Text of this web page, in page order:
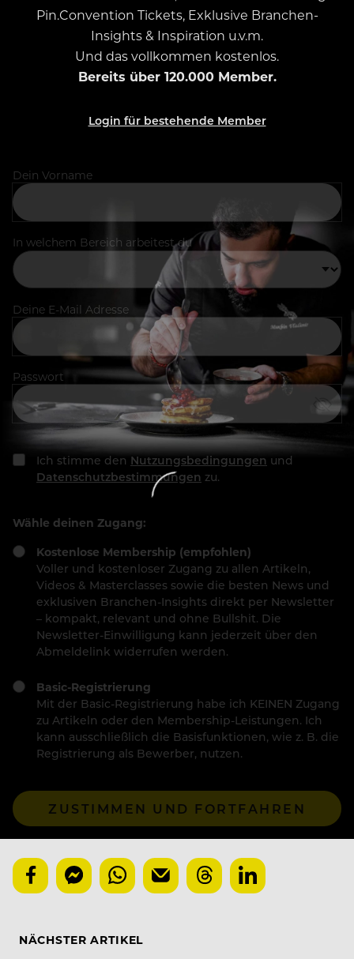
Pin.Convention Tickets, Exklusive Branchen-
Insights & Inspiration u.v.m.
Und das vollkommen kostenlos.
Bereits über 120.000 Member.
Login für bestehende Member
Dein Vorname
In welchem Bereich arbeitest du
Deine E-Mail Adresse
Passwort
Ich stimme den Nutzungsbedingungen und
Datenschutzbestimmungen zu.
Wähle deinen Zugang:
Kostenlose Membership (empfohlen)
Voller und kostenloser Zugang zu allen Artikeln,
Videos & Masterclasses sowie die besten News und
exklusiven Branchen-Insights direkt per Newsletter
– kompakt, relevant und ohne Bullshit. Die
Newsletter-Einwilligung kann jederzeit über den
Abmeldelink widerrufen werden.
Basic-Registrierung
Mit der Basic-Registrierung habe ich KEINEN Zugang
zu Artikeln oder den Membership-Leistungen. Ich
kann ausschließlich die Basisfunktionen, wie z. B. die
Registrierung als Bewerber, nutzen.
ZUSTIMMEN UND FORTFAHREN
NÄCHSTER ARTIKEL